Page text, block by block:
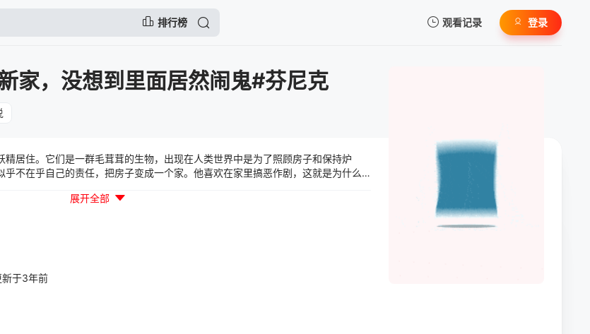
排行榜 观看记录
暂无观看影片的记录
登录
家，没想到里面居然闹鬼#芬尼克
居住。它们是一群毛茸茸的生物，出现在人类世界中是为了照顾房子和保持炉
不在乎自己的责任，把房子变成一个家。他喜欢在家里搞恶作剧，这就是为什么
费解的事情开始在城里发生。芬尼克和克莉丝汀是如此不同，他们将不得不合作，
展开全部
于3年前